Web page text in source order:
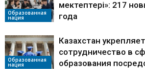
Образованная
нация
мектептері»: 217
года
Образованная
нация
Казахстан
сотрудничество в
образования